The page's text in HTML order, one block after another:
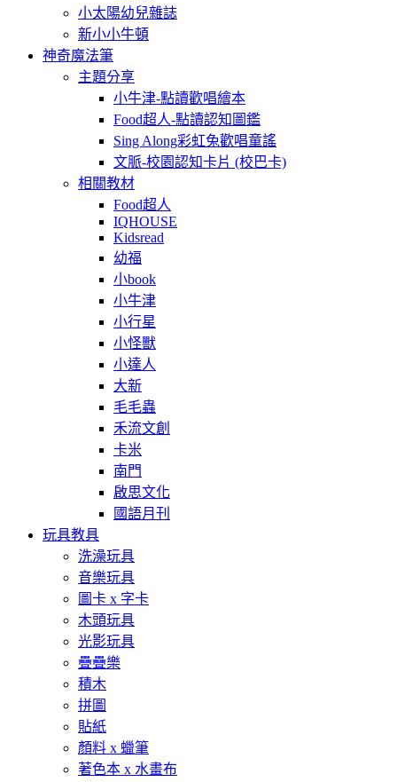
小太陽幼兒雜誌
新小小牛頓
神奇魔法筆
主題分享
小牛津-點讀歡唱繪本
Food超人-點讀認知圖鑑
Sing Along彩虹兔歡唱童謠
文脈-校園認知卡片 (校巴卡)
相關教材
Food超人
IQHOUSE
Kidsread
幼福
小book
小牛津
小行星
小怪獸
小達人
大新
毛毛蟲
禾流文創
卡米
南門
啟思文化
國語月刊
玩具教具
洗澡玩具
音樂玩具
圖卡 x 字卡
木頭玩具
光影玩具
疊疊樂
積木
拼圖
貼紙
顏料 x 蠟筆
著色本 x 水畫布